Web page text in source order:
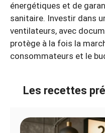
énergétiques et de
sanitaire. Investir dans
ventilateurs, avec
protège à la fois la
consommateurs et le
Les recettes